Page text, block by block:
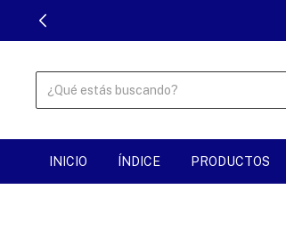
INICIO ÍNDICE PRODUCTOS